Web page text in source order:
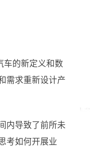
车的新定义和数
需求重新设计产
内导致了前所未
考如何开展业